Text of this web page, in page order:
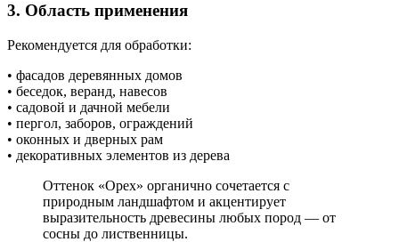
3. Область применения
Рекомендуется для обработки:
• фасадов деревянных домов
• беседок, веранд, навесов
• садовой и дачной мебели
• пергол, заборов, ограждений
• оконных и дверных рам
• декоративных элементов из дерева
Оттенок «Орех» органично сочетается с
природным ландшафтом и акцентирует
выразительность древесины любых пород — от
сосны до лиственницы.